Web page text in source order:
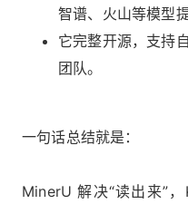
智谱、火山等模型提
它完整开源，支持
团队。
一句话总结就是：
MinerU 解决“读出来”